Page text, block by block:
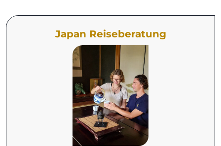
Japan Reiseberatung